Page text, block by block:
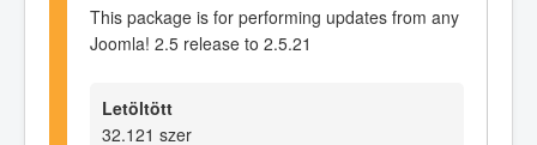
This package is for performing updates from any
Joomla! 2.5 release to 2.5.21
Letöltött
32.121 szer